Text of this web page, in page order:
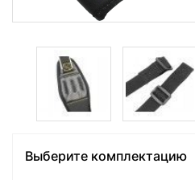
Выберите комплектацию